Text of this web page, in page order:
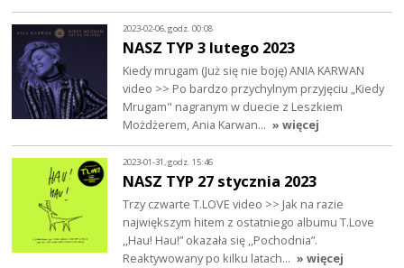
2023-02-06, godz. 00:08
NASZ TYP 3 lutego 2023
Kiedy mrugam (Już się nie boję) ANIA KARWAN
video >> Po bardzo przychylnym przyjęciu „Kiedy
Mrugam" nagranym w duecie z Leszkiem
Możdżerem, Ania Karwan… » więcej
2023-01-31, godz. 15:46
NASZ TYP 27 stycznia 2023
Trzy czwarte T.LOVE video >> Jak na razie
największym hitem z ostatniego albumu T.Love
,,Hau! Hau!” okazała się ,,Pochodnia”.
Reaktywowany po kilku latach… » więcej